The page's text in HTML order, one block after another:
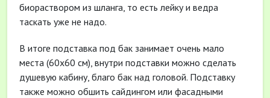
биораствором из шланга, то есть лейку и ведра
таскать уже не надо.
В итоге подставка под бак занимает очень мало
места (60х60 см), внутри подставки можно сделать
душевую кабину, благо бак над головой. Подставку
также можно обшить сайдингом или фасадными